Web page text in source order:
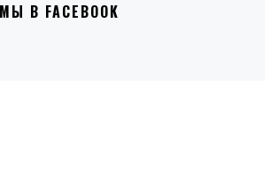
МЫ В FACEBOOK